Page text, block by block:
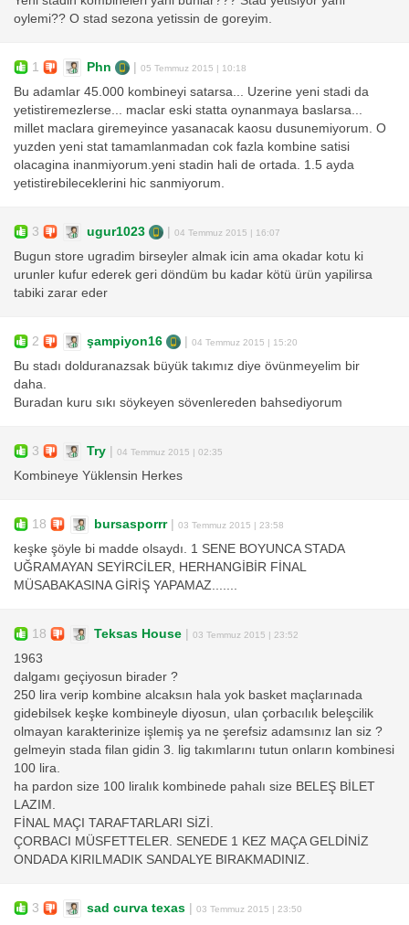
oylemi?? O stad sezona yetissin de goreyim.
1 Phn 05 Temmuz 2015 | 10:18
Bu adamlar 45.000 kombineyi satarsa... Uzerine yeni stadi da
yetistiremezlerse... maclar eski statta oynanmaya baslarsa...
millet maclara giremeyince yasanacak kaosu dusunemiyorum. O
yuzden yeni stat tamamlanmadan cok fazla kombine satisi
olacagina inanmiyorum.yeni stadin hali de ortada. 1.5 ayda
yetistirebileceklerini hic sanmiyorum.
3 ugur1023 04 Temmuz 2015 | 16:07
Bugun store ugradim birseyler almak icin ama okadar kotu ki
urunler kufur ederek geri döndüm bu kadar kötü ürün yapilirsa
tabiki zarar eder
2 şampiyon16 04 Temmuz 2015 | 15:20
Bu stadı dolduranazsak büyük takımız diye övünmeyelim bir
daha.
Buradan kuru sıkı söykeyen sövenlereden bahsediyorum
3 Try 04 Temmuz 2015 | 02:35
Kombineye Yüklensin Herkes
18 bursasporrr| 03 Temmuz 2015 | 23:58
keşke şöyle bi madde olsaydı. 1 SENE BOYUNCA STADA
UĞRAMAYAN SEYİRCİLER, HERHANGİBİR FİNAL
MÜSABAKASINA GİRİŞ YAPAMAZ.......
18 Teksas House 03 Temmuz 2015 | 23:52
1963
dalgamı geçiyosun birader ?
250 lira verip kombine alcaksın hala yok basket maçlarınada
gidebilsek keşke kombineyle diyosun, ulan çorbacılık beleşcilik
olmayan karakterinize işlemiş ya ne şerefsiz adamsınız lan siz ?
gelmeyin stada filan gidin 3. lig takımlarını tutun onların kombinesi
100 lira.
ha pardon size 100 liralık kombinede pahalı size BELEŞ BİLET
LAZIM.
FİNAL MAÇI TARAFTARLARI SİZİ.
ÇORBACI MÜSFETTELER. SENEDE 1 KEZ MAÇA GELDİNİZ
ONDADA KIRILMADIK SANDALYE BIRAKMADINIZ.
3 sad curva texas 03 Temmuz 2015 | 23:50